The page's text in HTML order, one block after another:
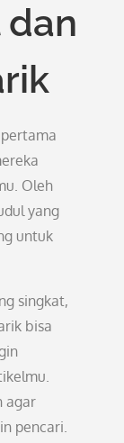
Oleh
yang
untuk
singkat,
bisa
agar
pencari.